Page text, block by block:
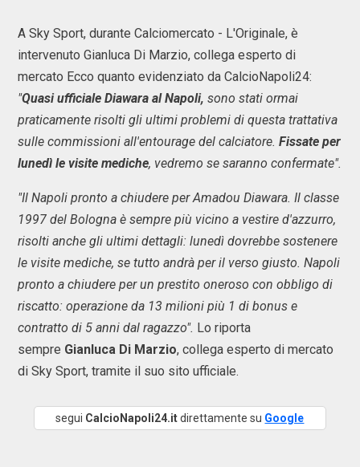
A Sky Sport, durante Calciomercato - L'Originale, è
intervenuto Gianluca Di Marzio, collega esperto di
mercato Ecco quanto evidenziato da CalcioNapoli24:
"Quasi ufficiale Diawara al Napoli, sono stati ormai
praticamente risolti gli ultimi problemi di questa trattativa
sulle commissioni all'entourage del calciatore. Fissate per
lunedì le visite mediche, vedremo se saranno confermate".
"Il Napoli pronto a chiudere per Amadou Diawara. Il classe
1997 del Bologna è sempre più vicino a vestire d'azzurro,
risolti anche gli ultimi dettagli: lunedì dovrebbe sostenere
le visite mediche, se tutto andrà per il verso giusto. Napoli
pronto a chiudere per un prestito oneroso con obbligo di
riscatto: operazione da 13 milioni più 1 di bonus e
contratto di 5 anni dal ragazzo". Lo riporta
sempre Gianluca Di Marzio, collega esperto di mercato
di Sky Sport, tramite il suo sito ufficiale.
segui CalcioNapoli24.itdirettamente su Google